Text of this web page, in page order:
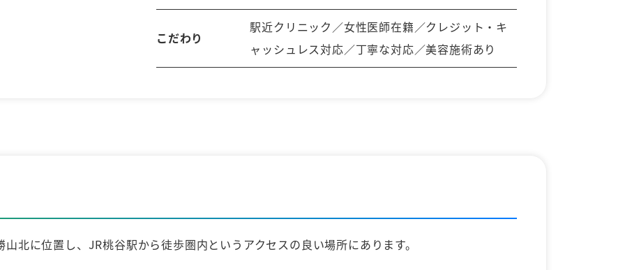
こだわり
駅近クリニック／女性医師在籍／クレジット・キ
ャッシュレス対応／丁寧な対応／美容施術あり
北に位置し、JR桃谷駅から徒歩圏内というアクセスの良い場所にあります。